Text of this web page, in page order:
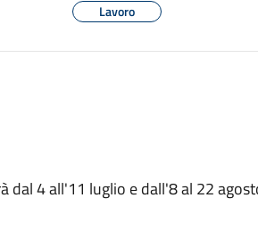
Lavoro
dal 4 all'11 luglio e dall'8 al 22